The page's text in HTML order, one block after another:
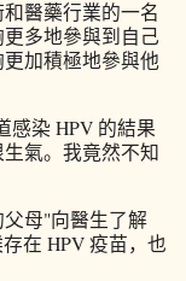
醫藥行業的一名
多地參與到自己
加積極地參與他
感染 HPV 的結果
氣。我竟然不知
母"向醫生了解
在 HPV 疫苗，也